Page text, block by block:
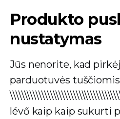
Produkto
nustatymas
Jūs nenorite, kad
parduotuvės
lévő kaip kaip sukurti